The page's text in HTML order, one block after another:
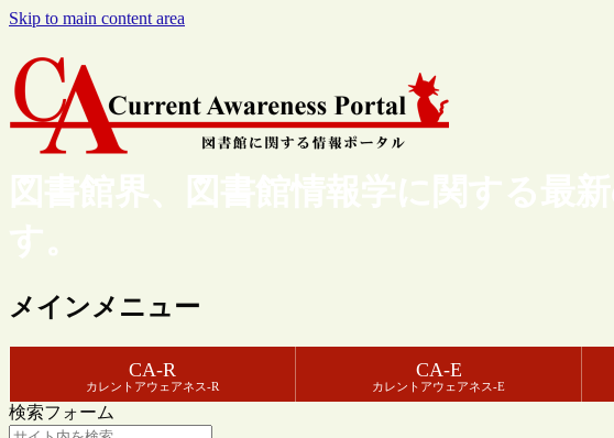
Skip to main content area
図書館界、図書館情報学に関する最
す。
メインメニュー
CA-R
カレントアウェアネス-R
CA-E
カレントアウェアネス-E
検索フォーム